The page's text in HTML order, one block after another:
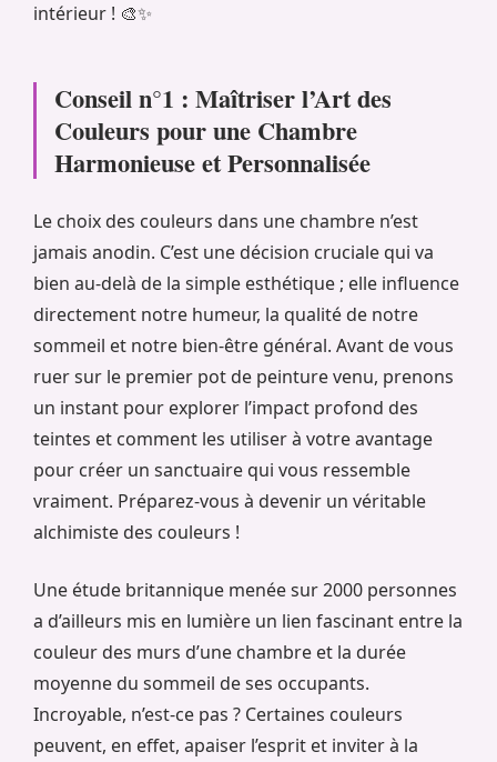
intérieur ! 🎨✨
Conseil n°1 : Maîtriser l’Art des
Couleurs pour une Chambre
Harmonieuse et Personnalisée
Le choix des couleurs dans une chambre n’est
jamais anodin. C’est une décision cruciale qui va
bien au-delà de la simple esthétique ; elle influence
directement notre humeur, la qualité de notre
sommeil et notre bien-être général. Avant de vous
ruer sur le premier pot de peinture venu, prenons
un instant pour explorer l’impact profond des
teintes et comment les utiliser à votre avantage
pour créer un sanctuaire qui vous ressemble
vraiment. Préparez-vous à devenir un véritable
alchimiste des couleurs !
Une étude britannique menée sur 2000 personnes
a d’ailleurs mis en lumière un lien fascinant entre la
couleur des murs d’une chambre et la durée
moyenne du sommeil de ses occupants.
Incroyable, n’est-ce pas ? Certaines couleurs
peuvent, en effet, apaiser l’esprit et inviter à la